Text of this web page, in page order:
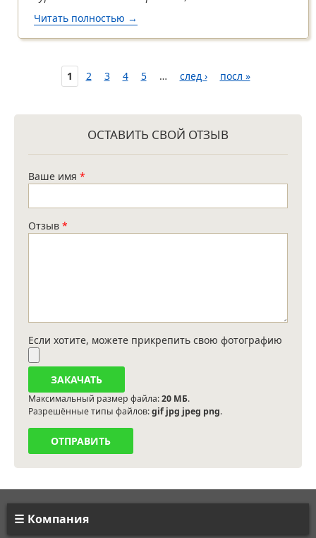
Читать полностью о Алексей
→
1 2 3 4 5 … след › посл »
ОСТАВИТЬ СВОЙ ОТЗЫВ
Ваше имя *
Отзыв *
Если хотите, можете прикрепить свою фотографию
Максимальный размер файла:20 МБ.
Разрешённые типы файлов:gif jpg jpeg png.
Компания